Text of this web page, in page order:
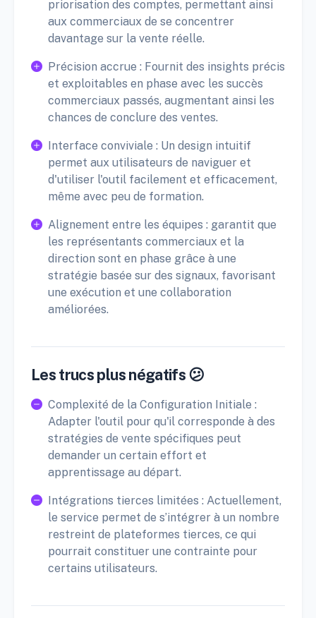
priorisation des comptes, permettant ainsi
aux commerciaux de se concentrer
davantage sur la vente réelle.
Précision accrue : Fournit des insights précis
et exploitables en phase avec les succès
commerciaux passés, augmentant ainsi les
chances de conclure des ventes.
Interface conviviale : Un design intuitif
permet aux utilisateurs de naviguer et
d'utiliser l'outil facilement et efficacement,
même avec peu de formation.
Alignement entre les équipes : garantit que
les représentants commerciaux et la
direction sont en phase grâce à une
stratégie basée sur des signaux, favorisant
une exécution et une collaboration
améliorées.
Les trucs plus négatifs 😕
Complexité de la Configuration Initiale :
Adapter l'outil pour qu'il corresponde à des
stratégies de vente spécifiques peut
demander un certain effort et
apprentissage au départ.
Intégrations tierces limitées : Actuellement,
le service permet de s’intégrer à un nombre
restreint de plateformes tierces, ce qui
pourrait constituer une contrainte pour
certains utilisateurs.